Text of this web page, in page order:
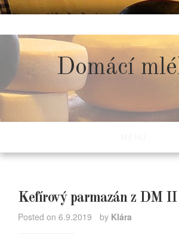
to
content
Domácí
Kefírový parmazán z DM II
Posted on 6.9.2019 by Klára